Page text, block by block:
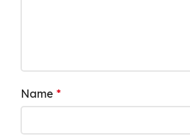
Name *